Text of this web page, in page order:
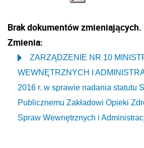
Brak dokumentów zmieniających.
Zmienia:
ZARZĄDZENIE NR 10
WEWNĘTRZNYCH I
2016 r. w sprawie nadania statutu
Publicznemu Zakładowi Opieki
Spraw Wewnętrznych i